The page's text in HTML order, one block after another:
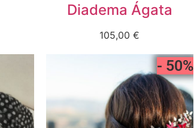
Diadema Ágata
105,00€
- 50%